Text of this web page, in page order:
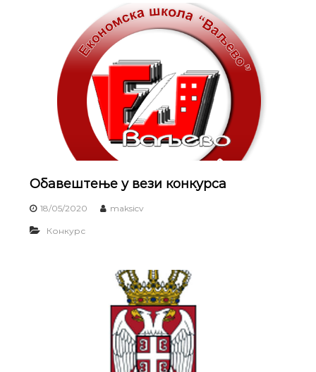
Обавештење у вези конкурса
18/05/2020 maksicv
Конкурс